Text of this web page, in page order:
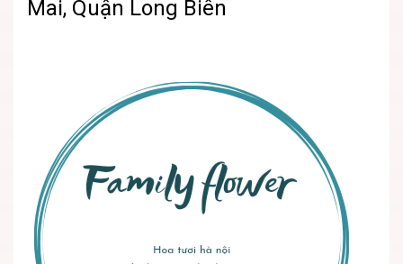
Mai, Quận Long Biên